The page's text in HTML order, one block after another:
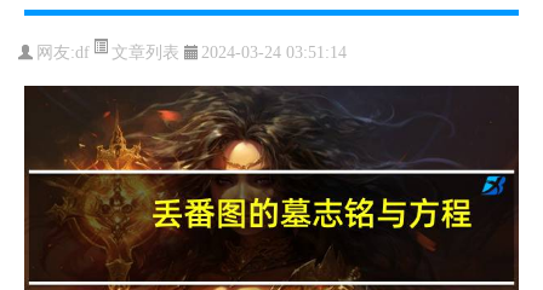
网友:df 文章列表 2024-03-24 03:51:14